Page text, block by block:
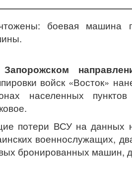
боевая машина
Запорожском
войск «Восток»
населенных
потери ВСУ на данных
военнослужащих,
бронированных машин,